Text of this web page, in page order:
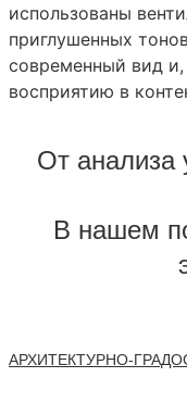
использованы
приглушенных
современный вид
восприятию в
От анализа
В нашем
АРХИТЕКТУРНО-